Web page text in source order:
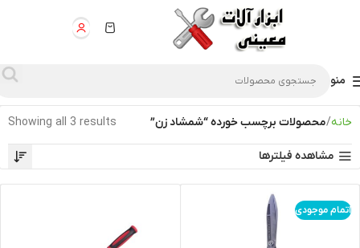
منو
خانه محصولات برچسب خورده “شمشاد زن” Showing all 3 results
مشاهده فیلترها
اتمام موجودی